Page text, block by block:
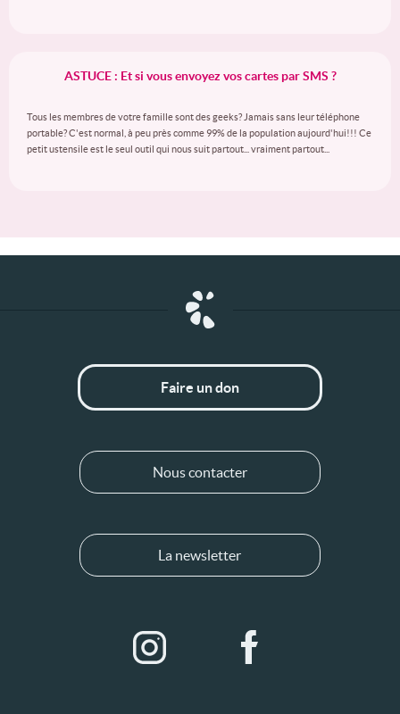
ASTUCE : Et si vous envoyez vos cartes par SMS ?
Tous les membres de votre famille sont des geeks? Jamais sans leur téléphone
portable? C'est normal, à peu près comme 99% de la population aujourd'hui!!! Ce
petit ustensile est le seul outil qui nous suit partout... vraiment partout...
Faire un don
Nous contacter
La newsletter